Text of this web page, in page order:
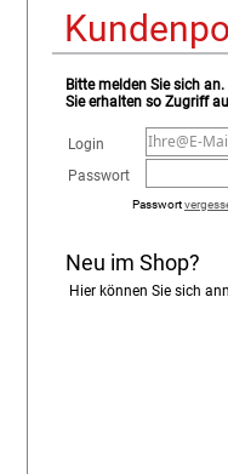
Bitte melden Sie sich an.
Sie erhalten so Zugriff
Login
Passwort
Passwort
Neu im Shop?
Hier können Sie sich